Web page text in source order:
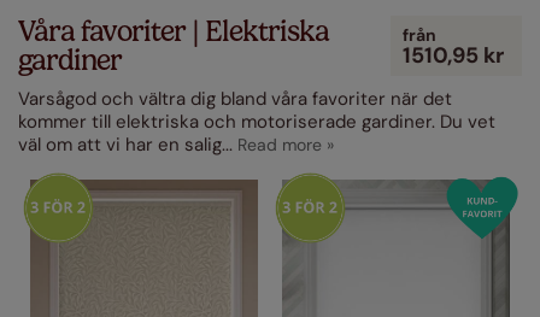
Filter
Färg
Vit (27)
Brun
Våra favoriter | Elektriska
gardiner
från
1510,95 kr
Varsågod och vältra dig bland våra favoriter när det
kommer till elektriska och motoriserade gardiner. Du vet
väl om att vi har en salig...